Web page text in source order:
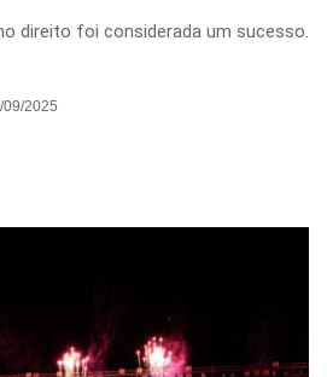
direito foi considerada um sucesso.
09/2025